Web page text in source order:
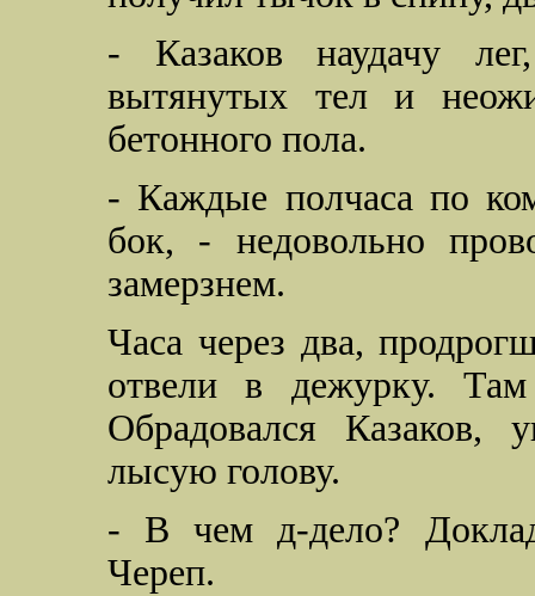
- Казаков наудачу
вытянутых тел и
бетонного пола.
- Каждые полчаса по
бок, - недовольно
замерзнем.
Часа через два,
отвели в дежурку.
Обрадовался
лысую голову.
- В чем д-дело?
Череп.